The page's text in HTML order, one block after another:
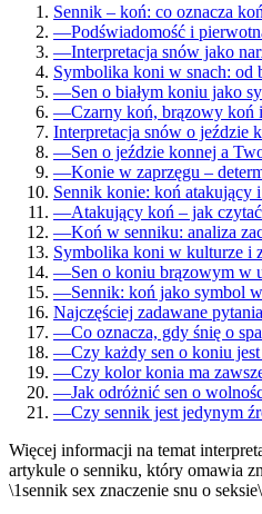
Sennik – koń: co oznacza
—Podświadomość i
—Interpretacja snów jako
Symbolika koni w snach: od
—Sen o białym koniu jako
—Czarny koń, brązowy koń
Interpretacja snów o jeździe
—Sen o jeździe konnej a
—Konie w zaprzęgu –
Sennik konie: koń atakujący
—Atakujący koń – jak
—Koń w senniku: analiza
Symbolika koni w kulturze i
—Sen o koniu brązowym w
—Sennik: koń jako symbol
Najczęściej zadawane pytania
—Co oznacza, gdy śnię o
—Czy każdy sen o koniu
—Czy kolor konia ma
—Jak odróżnić sen o
—Czy sennik jest jedynym
Więcej informacji na temat
artykule o senniku, który omawia
\1sennik sex znaczenie snu o